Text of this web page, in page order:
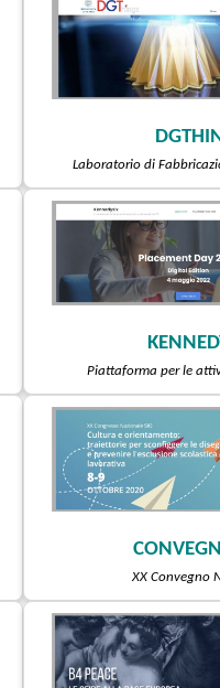
Laboratorio di
Piattaforma per le
XX Convegno